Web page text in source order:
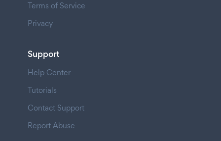
Terms of Service
Privacy
Support
Help Center
Tutorials
Contact Support
Report Abuse